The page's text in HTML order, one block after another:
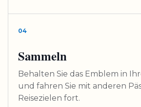
04
Sammeln
Behalten Sie das Emblem in
und fahren Sie mit anderen
Reisezielen fort.